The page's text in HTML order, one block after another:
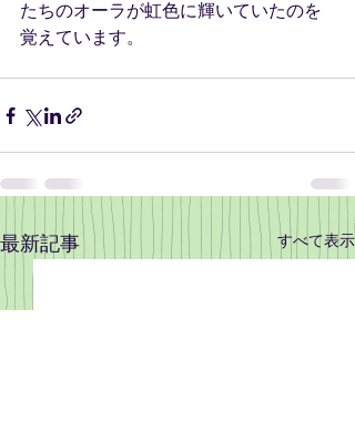
たちのオーラが虹色に輝いていたのを
覚えています。
最新記事 すべて表示